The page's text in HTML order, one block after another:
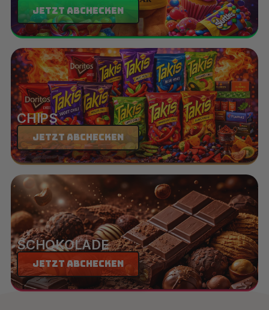
Jetzt abchecken
CHIPS
Jetzt abchecken
SCHOKOLADE
Jetzt abchecken